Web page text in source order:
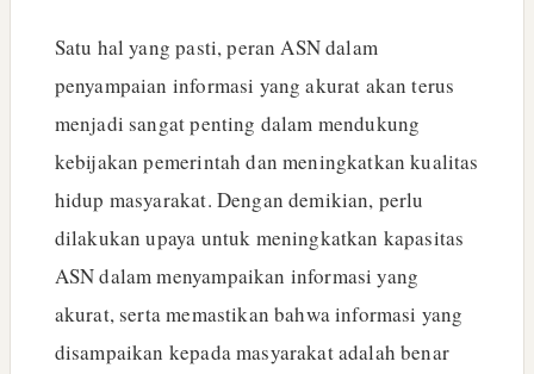
Satu hal yang pasti, peran ASN dalam
penyampaian informasi yang akurat akan terus
menjadi sangat penting dalam mendukung
kebijakan pemerintah dan meningkatkan kualitas
hidup masyarakat. Dengan demikian, perlu
dilakukan upaya untuk meningkatkan kapasitas
ASN dalam menyampaikan informasi yang
akurat, serta memastikan bahwa informasi yang
disampaikan kepada masyarakat adalah benar